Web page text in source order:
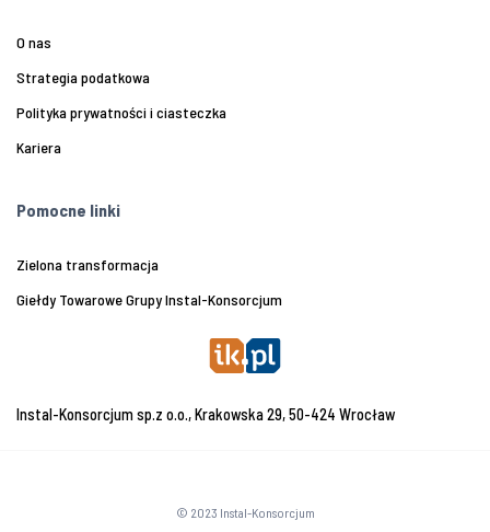
O nas
Strategia podatkowa
Polityka prywatności i ciasteczka
Kariera
Pomocne linki
Zielona transformacja
Giełdy Towarowe Grupy Instal-Konsorcjum
Instal-Konsorcjum sp.z o.o., Krakowska 29, 50-424 Wrocław
© 2023 Instal-Konsorcjum